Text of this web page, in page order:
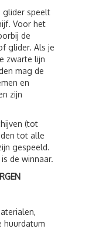
glider speelt
Voor het
de
glider. Als je
zwarte lijn
mag de
en
zijn
(tot
tot alle
gespeeld.
de winnaar.
huurdatum